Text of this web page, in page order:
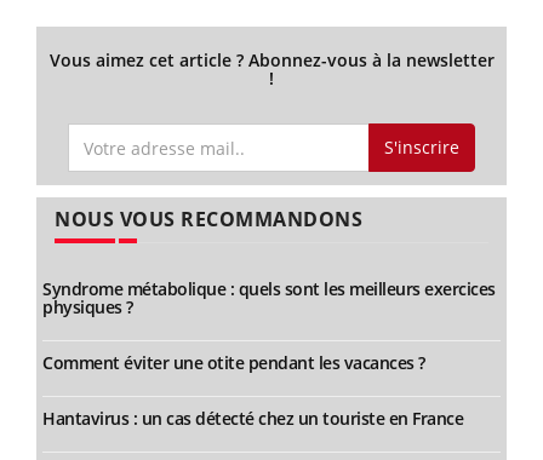
Vous aimez cet article ? Abonnez-vous à la newsletter
!
S'inscrire
NOUS VOUS RECOMMANDONS
Syndrome métabolique : quels sont les meilleurs exercices
physiques ?
Comment éviter une otite pendant les vacances ?
Hantavirus : un cas détecté chez un touriste en France